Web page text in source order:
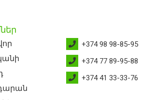
+374 98 98-85-95
+374 77 89-95-88
+374 41 33-33-76